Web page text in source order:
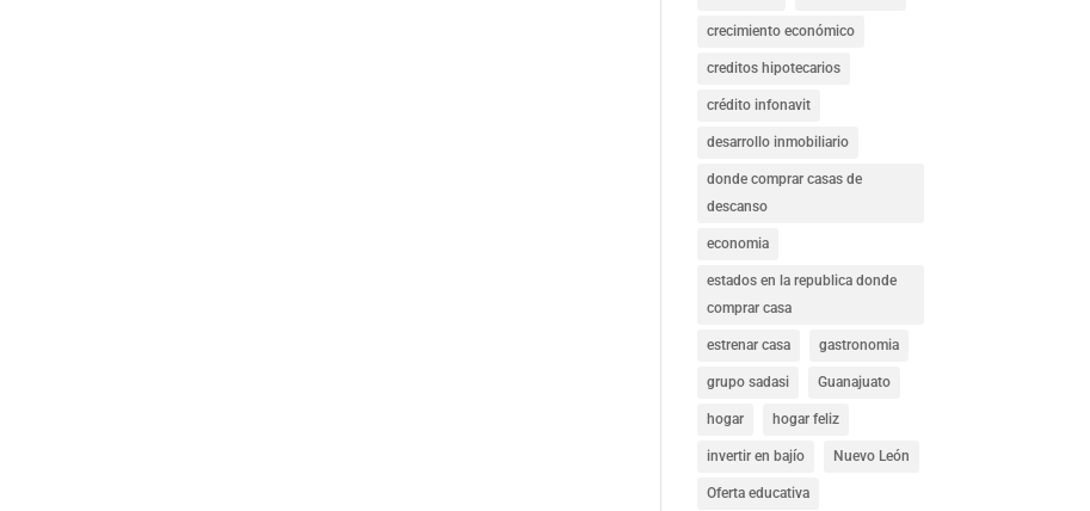
crecimiento económico
creditos hipotecarios
crédito infonavit
desarrollo inmobiliario
donde comprar casas de
descanso
economia
estados en la republica donde
comprar casa
estrenar casa gastronomia
grupo sadasi Guanajuato
hogar hogar feliz
invertir en bajío Nuevo León
Oferta educativa